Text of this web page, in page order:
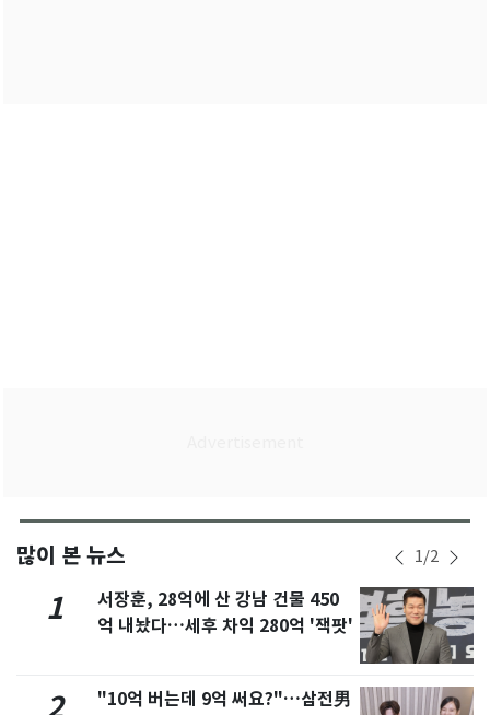
많이 본 뉴스 1/2
1
서장훈, 28억에 산 강남 건물 450
억 내놨다…세후 차익 280억 '잭팟'
"10억 버는데 9억 써요?"…삼전男